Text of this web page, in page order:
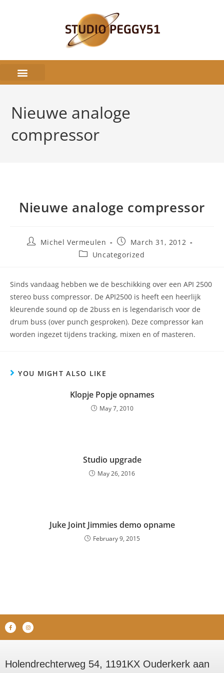
Nieuwe analoge
compressor
Nieuwe analoge compressor
Michel Vermeulen
March 31, 2012
Uncategorized
Sinds vandaag hebben we de beschikking over een API 2500
stereo buss compressor. De API2500 is heeft een heerlijk
kleurende sound op de 2buss en is legendarisch voor de
drum buss (over punch gesproken). Deze compressor kan
worden ingezet tijdens tracking, mixen en of masteren.
YOU MIGHT ALSO LIKE
Klopje Popje opnames
May 7, 2010
Studio upgrade
May 26, 2016
Juke Joint Jimmies demo opname
February 9, 2015
Holendrechterweg 54, 1191KX Ouderkerk aan